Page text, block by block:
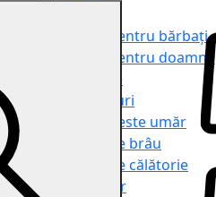
Genți pentru bărbați
Genți pentru doamne
Serviete
Rucsacuri
Genți peste umăr
Genți de brâu
Genți de călătorie
Shopper